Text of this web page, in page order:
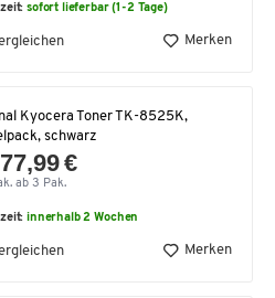
sofort lieferbar (1-2 Tage)
Merken
Kyocera Toner TK-8525K,
schwarz
€
ab 3 Pak.
innerhalb 2 Wochen
Merken